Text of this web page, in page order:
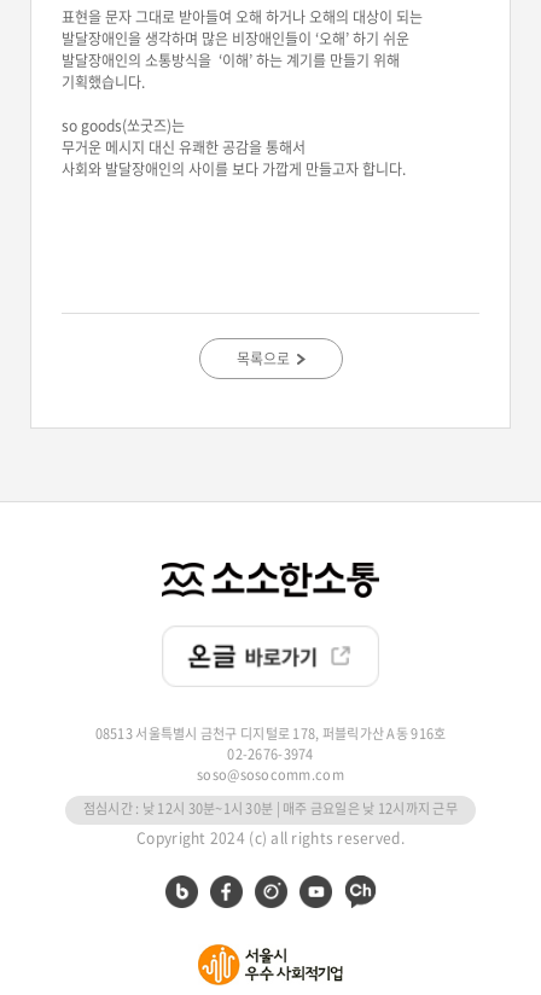
표현을 문자 그대로 받아들여 오해 하거나 오해의 대상이 되는
발달장애인을 생각하며 많은 비장애인들이 ‘오해’ 하기 쉬운
발달장애인의 소통방식을 ‘이해’ 하는 계기를 만들기 위해
기획했습니다.
so goods(쏘굿즈)는
무거운 메시지 대신 유쾌한 공감을 통해서
사회와 발달장애인의 사이를 보다 가깝게 만들고자 합니다.
목록으로
08513 서울특별시 금천구 디지털로 178, 퍼블릭가산 A동 916호
02-2676-3974
soso@sosocomm.com
점심시간 : 낮 12시 30분~1시 30분 | 매주 금요일은 낮 12시까지 근무
Copyright 2024 (c) all rights reserved.